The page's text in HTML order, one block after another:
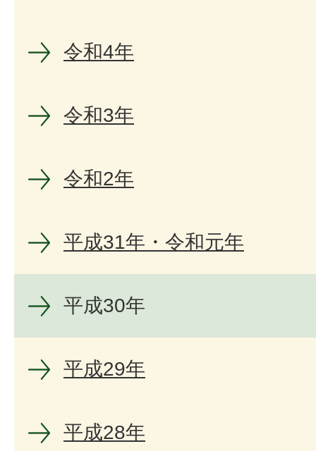
令和4年
令和3年
令和2年
平成31年・令和元年
平成30年
平成29年
平成28年